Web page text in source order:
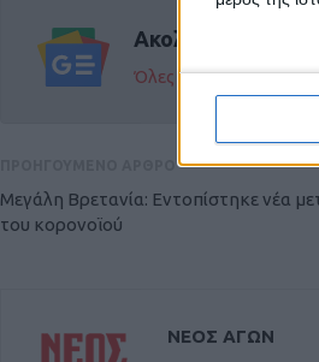
Ακολούθησε την
Όλες οι εξελίξεις
Μεγάλη Βρετανία: Εντοπίστηκε νέα
του κορονοϊού
ΝΕΟΣ ΑΓΩΝ